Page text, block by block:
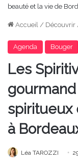
beauté et la vie de
Accueil / Découvrir
Agenda Bouger
Les
spiritueux
à
Léa TAROZZI